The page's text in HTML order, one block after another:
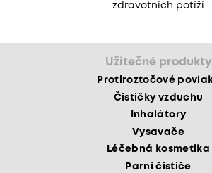
zdravotních potíží
Užitečné produkty
Protiroztočové
Čističky vzduchu
Inhalátory
Vysavače
Léčebná kosmetika
Parní čističe